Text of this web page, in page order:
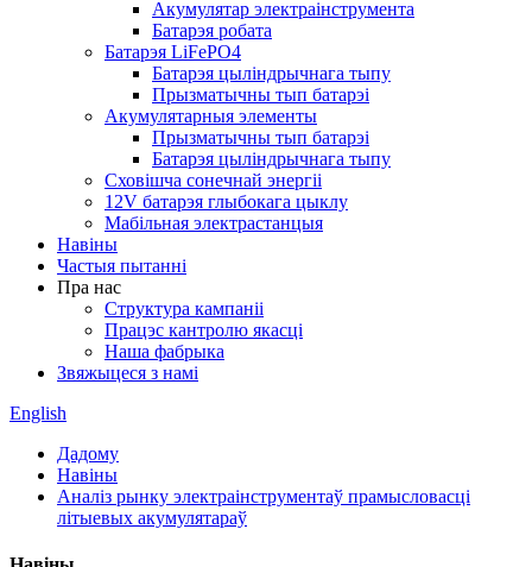
Акумулятар электраінструмента
Батарэя робата
Батарэя LiFePO4
Батарэя цыліндрычнага тыпу
Прызматычны тып батарэі
Акумулятарныя элементы
Прызматычны тып батарэі
Батарэя цыліндрычнага тыпу
Сховішча сонечнай энергіі
12V батарэя глыбокага цыклу
Мабільная электрастанцыя
Навіны
Частыя пытанні
Пра нас
Структура кампаніі
Працэс кантролю якасці
Наша фабрыка
Звяжыцеся з намі
English
Дадому
Навіны
Аналіз рынку электраінструментаў прамысловасці
літыевых акумулятараў